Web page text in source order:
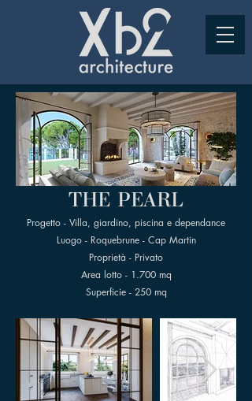
THE PEARL
Progetto - Villa, giardino, piscina e dependance
Luogo - Roquebrune - Cap Martin
Proprietà - Privato
Area lotto - 1.700 mq
Superficie - 250 mq